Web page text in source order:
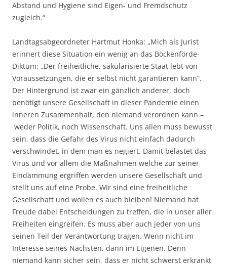
Abstand und Hygiene sind Eigen- und Fremdschutz
zugleich.“
Landtagsabgeordneter Hartmut Honka: „Mich als Jurist
erinnert diese Situation ein wenig an das Böckenförde-
Diktum: „Der freiheitliche, säkularisierte Staat lebt von
Voraussetzungen, die er selbst nicht garantieren kann“.
Der Hintergrund ist zwar ein gänzlich anderer, doch
benötigt unsere Gesellschaft in dieser Pandemie einen
inneren Zusammenhalt, den niemand verordnen kann –
weder Politik, noch Wissenschaft. Uns allen muss bewusst
sein, dass die Gefahr des Virus nicht einfach dadurch
verschwindet, in dem man es negiert. Damit belastet das
Virus und vor allem die Maßnahmen welche zur seiner
Eindämmung ergriffen werden unsere Gesellschaft und
stellt uns auf eine Probe. Wir sind eine freiheitliche
Gesellschaft und wollen es auch bleiben! Niemand hat
Freude dabei Entscheidungen zu treffen, die in unser aller
Freiheiten eingreifen. Es muss aber auch jeder von uns
seinen Teil der Verantwortung tragen. Wenn nicht im
Interesse seines Nächsten, dann im Eigenen. Denn
niemand kann sicher sein, dass er nicht schwerst erkrankt